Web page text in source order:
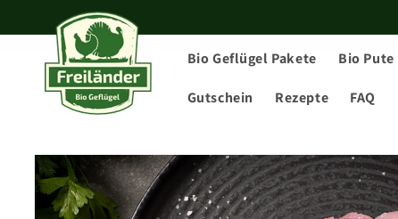
Inhalt
Bio Geflügel Pakete Bio Pute
Gutschein Rezepte FAQ
Zu
Produktinformationen
springen